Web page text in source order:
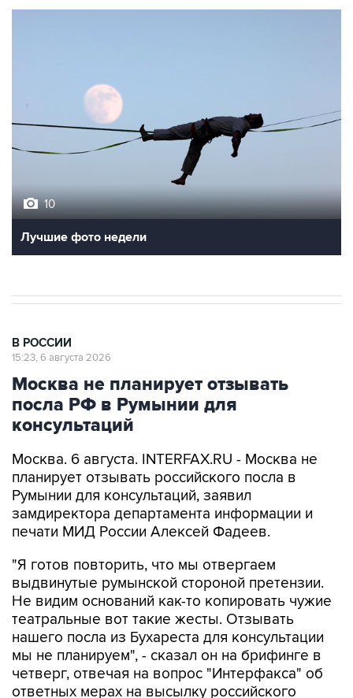
10
Лучшие фото недели
В РОССИИ
15:23, 6 августа 2026
Москва не планирует отзывать
посла РФ в Румынии для
консультаций
Москва. 6 августа. INTERFAX.RU - Москва не
планирует отзывать российского посла в
Румынии для консультаций, заявил
замдиректора департамента информации и
печати МИД России Алексей Фадеев.
"Я готов повторить, что мы отвергаем
выдвинутые румынской стороной претензии.
Не видим оснований как-то копировать чужие
театральные вот такие жесты. Отзывать
нашего посла из Бухареста для консультации
мы не планируем", - сказал он на брифинге в
четверг, отвечая на вопрос "Интерфакса" об
ответных мерах на высылку российского